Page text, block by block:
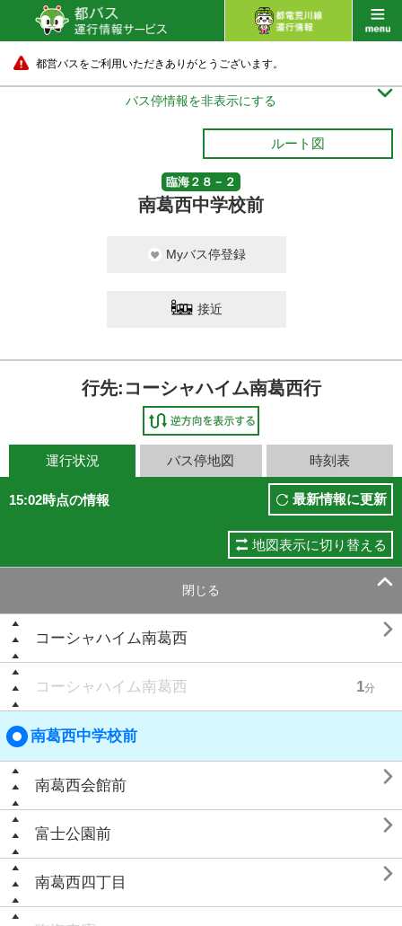
都営バスをご利用いただきありがとうございます。
バス停情報を非表示にする 
ルート図
臨海２８－２
南葛西中学校前
Myバス停登録
接近
行先:コーシャハイム南葛西行
運行状況 バス停地図 時刻表
15:02時点の情報 最新情報に更新
地図表示に切り替える
閉じる 
コーシャハイム南葛西 
コーシャハイム南葛西 1分
南葛西中学校前
南葛西会館前 
富士公園前 
南葛西四丁目 